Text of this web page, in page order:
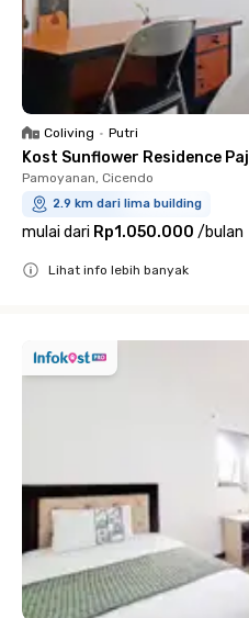
Coliving • Putri
Kost Sunflower Residence
Pamoyanan, Cicendo
2.9 km dari lima building
mulai dari Rp1.050.000 /bulan
Lihat info lebih banyak